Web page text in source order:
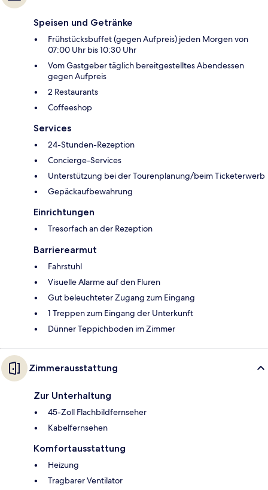
Speisen und Getränke
Frühstücksbuffet (gegen Aufpreis) jeden Morgen von
07:00 Uhr bis 10:30 Uhr
Vom Gastgeber täglich bereitgestelltes Abendessen
gegen Aufpreis
2 Restaurants
Coffeeshop
Services
24-Stunden-Rezeption
Concierge-Services
Unterstützung bei der Tourenplanung/beim Ticketerwerb
Gepäckaufbewahrung
Einrichtungen
Tresorfach an der Rezeption
Barrierearmut
Fahrstuhl
Visuelle Alarme auf den Fluren
Gut beleuchteter Zugang zum Eingang
1 Treppen zum Eingang der Unterkunft
Dünner Teppichboden im Zimmer
Zimmerausstattung
Zur Unterhaltung
45-Zoll Flachbildfernseher
Kabelfernsehen
Komfortausstattung
Heizung
Tragbarer Ventilator